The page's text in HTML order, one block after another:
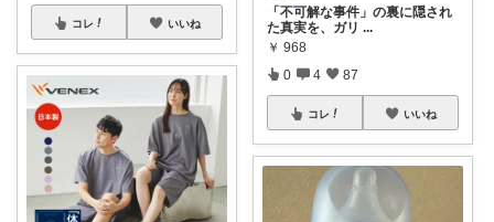
コレ いいね
「不可解な事件」の裏に隠され
た真実を、ガリ ...
￥ 968
0 4 87
コレ いいね